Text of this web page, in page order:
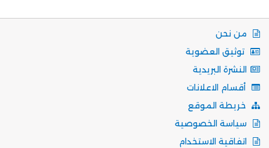
من نحن
توثيق العضوية
النشرة البريدية
أقسام الاعلانات
خريطة الموقع
سياسة الخصوصية
اتفاقية الاستخدام